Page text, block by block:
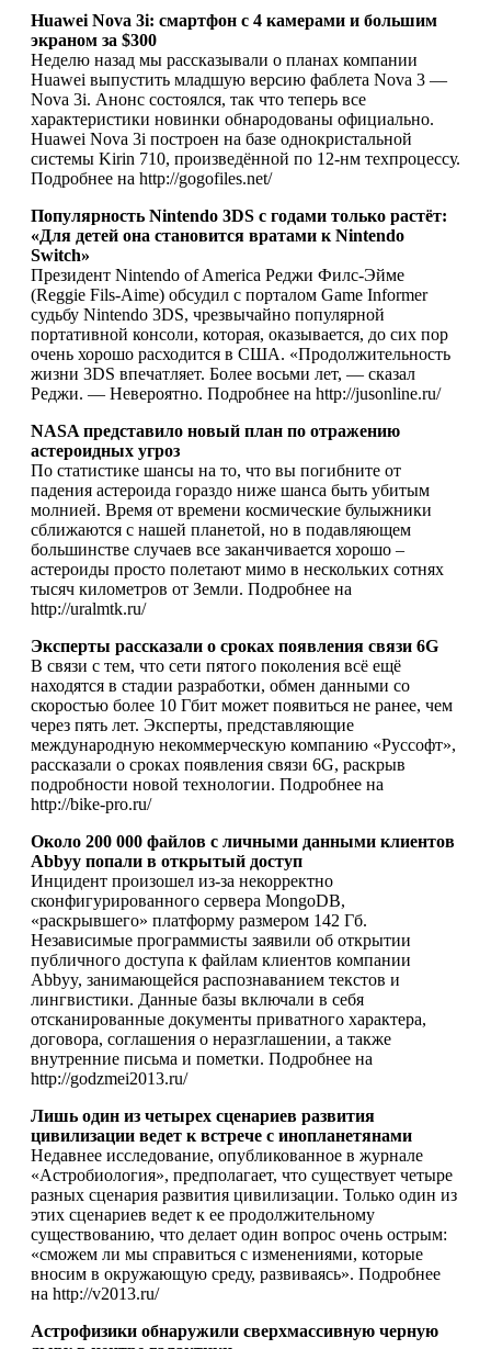
Huawei Nova 3i: смартфон с 4 камерами и большим
экраном за $300
Неделю назад мы рассказывали о планах компании
Huawei выпустить младшую версию фаблета Nova 3 —
Nova 3i. Анонс состоялся, так что теперь все
характеристики новинки обнародованы официально.
Huawei Nova 3i построен на базе однокристальной
системы Kirin 710, произведённой по 12-нм техпроцессу.
Подробнее на http://gogofiles.net/
Популярность Nintendo 3DS с годами только растёт:
«Для детей она становится вратами к Nintendo
Switch»
Президент Nintendo of America Реджи Филс-Эйме
(Reggie Fils-Aime) обсудил с порталом Game Informer
судьбу Nintendo 3DS, чрезвычайно популярной
портативной консоли, которая, оказывается, до сих пор
очень хорошо расходится в США. «Продолжительность
жизни 3DS впечатляет. Более восьми лет, — сказал
Реджи. — Невероятно. Подробнее на http://jusonline.ru/
NASA представило новый план по отражению
астероидных угроз
По статистике шансы на то, что вы погибните от
падения астероида гораздо ниже шанса быть убитым
молнией. Время от времени космические булыжники
сближаются с нашей планетой, но в подавляющем
большинстве случаев все заканчивается хорошо –
астероиды просто полетают мимо в нескольких сотнях
тысяч километров от Земли. Подробнее на
http://uralmtk.ru/
Эксперты рассказали о сроках появления связи 6G
В связи с тем, что сети пятого поколения всё ещё
находятся в стадии разработки, обмен данными со
скоростью более 10 Гбит может появиться не ранее, чем
через пять лет. Эксперты, представляющие
международную некоммерческую компанию «Руссофт»,
рассказали о сроках появления связи 6G, раскрыв
подробности новой технологии. Подробнее на
http://bike-pro.ru/
Около 200 000 файлов с личными данными клиентов
Abbyy попали в открытый доступ
Инцидент произошел из-за некорректно
сконфигурированного сервера MongoDB,
«раскрывшего» платформу размером 142 Гб.
Независимые программисты заявили об открытии
публичного доступа к файлам клиентов компании
Abbyy, занимающейся распознаванием текстов и
лингвистики. Данные базы включали в себя
отсканированные документы приватного характера,
договора, соглашения о неразглашении, а также
внутренние письма и пометки. Подробнее на
http://godzmei2013.ru/
Лишь один из четырех сценариев развития
цивилизации ведет к встрече с инопланетянами
Недавнее исследование, опубликованное в журнале
«Астробиология», предполагает, что существует четыре
разных сценария развития цивилизации. Только один из
этих сценариев ведет к ее продолжительному
существованию, что делает один вопрос очень острым:
«сможем ли мы справиться с изменениями, которые
вносим в окружающую среду, развиваясь». Подробнее
на http://v2013.ru/
Астрофизики обнаружили сверхмассивную черную